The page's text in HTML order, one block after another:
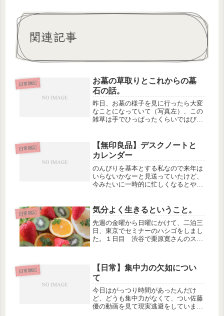
関連記事
日常雑記
お墓の草取りとこれからの墓
石の話。
昨日、お墓の様子を見に行ったら大変
なことになっていて（写真左）、この
雑草は手でひっぱったくらいではびく
た。整えた装備は帽子・首タオル、
鎌、根っこを掘り出す道具、軍手な
ど。装...
日常雑記
【無印良品】デスクノートと
カレンダー
のんびりを基本とする私なので来年は
いらないかなーと見送っていたけど、
今みたいに一時的に忙しくなるとやっ
のデスクノート。私の使い方はこんな
感じ。基本的に、ノートに直には書か
ず...
日常雑記 気分よく生きるということ。
先週の金曜から日曜にかけて、二泊三
日、東京でセミナーのハシゴをしまし
た。１日目 渋谷で栗原寛さんのスピ
八丁堀で岸正龍さんのSPラボ「エリク
ソン会話術」それぞれのセミ...
日常雑記
【日常】集中力の欠如につい
て
今日はがっつり時間があったんだけ
ど、どうも集中力がなくて、つい佐藤
優の動画を見て現実逃避をしていまし